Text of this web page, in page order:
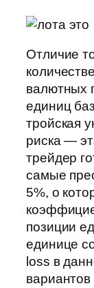
Отличие
валютных
единиц
тройская
риска —
трейдер
самые
5%, о
позиции
единице
loss в